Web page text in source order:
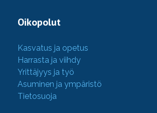
Oikopolut
Kasvatus ja opetus
Harrasta ja viihdy
Yrittäjyys ja työ
Asuminen ja ympäristö
Tietosuoja